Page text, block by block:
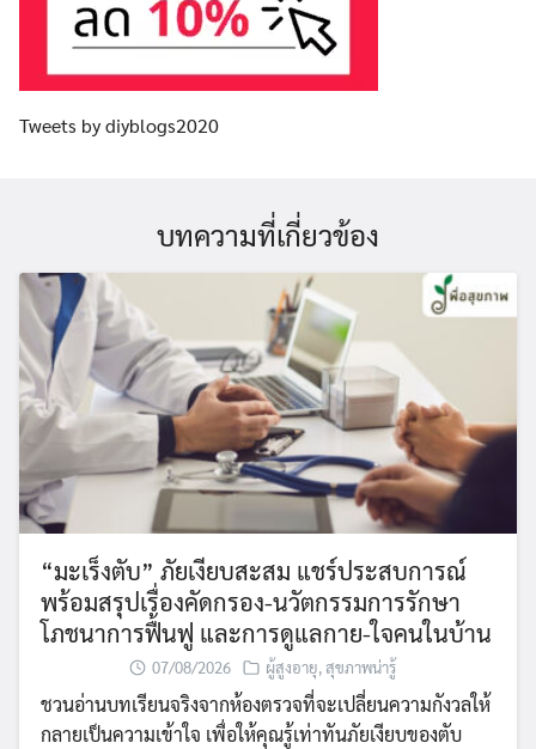
Tweets by diyblogs2020
บทความที่เกี่ยวข้อง
“มะเร็งตับ” ภัยเงียบสะสม แชร์ประสบการณ์
พร้อมสรุปเรื่องคัดกรอง-นวัตกรรมการรักษา
โภชนาการฟื้นฟู และการดูแลกาย-ใจคนในบ้าน
07/08/2026 ผู้สูงอายุ,สุขภาพน่ารู้
ชวนอ่านบทเรียนจริงจากห้องตรวจที่จะเปลี่ยนความกังวลให้
กลายเป็นความเข้าใจ เพื่อให้คุณรู้เท่าทันภัยเงียบของตับ